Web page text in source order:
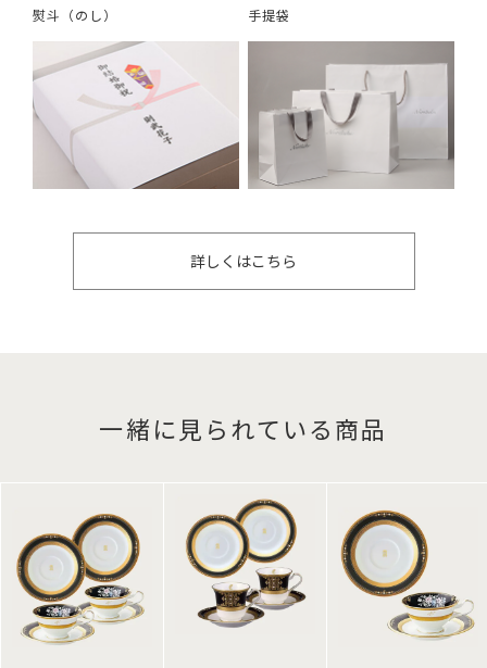
熨斗（のし） 手提袋
詳しくはこちら
一緒に見られている商品